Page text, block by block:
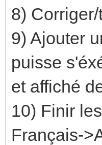
8)
9) Ajouter
puisse
et affiché
10) Finir
Français-